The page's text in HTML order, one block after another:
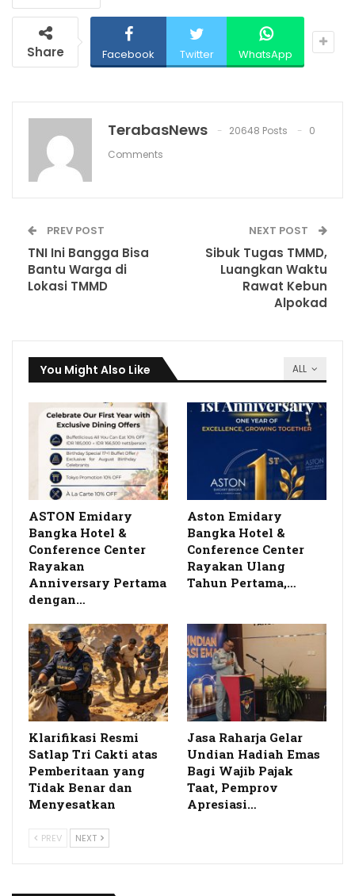
Share Facebook Twitter WhatsApp
TerabasNews 20648 Posts
0
Comments
PREV POST
TNI Ini Bangga Bisa
Bantu Warga di
Lokasi TMMD
NEXT POST
Sibuk Tugas TMMD,
Luangkan Waktu
Rawat Kebun
Alpokad
ALL
You Might Also Like
ASTON Emidary
Bangka Hotel &
Conference Center
Rayakan
Anniversary Pertama
dengan…
Aston Emidary
Bangka Hotel &
Conference Center
Rayakan Ulang
Tahun Pertama,…
Klarifikasi Resmi
Satlap Tri Cakti atas
Pemberitaan yang
Tidak Benar dan
Menyesatkan
Jasa Raharja Gelar
Undian Hadiah Emas
Bagi Wajib Pajak
Taat, Pemprov
Apresiasi…
PREV NEXT